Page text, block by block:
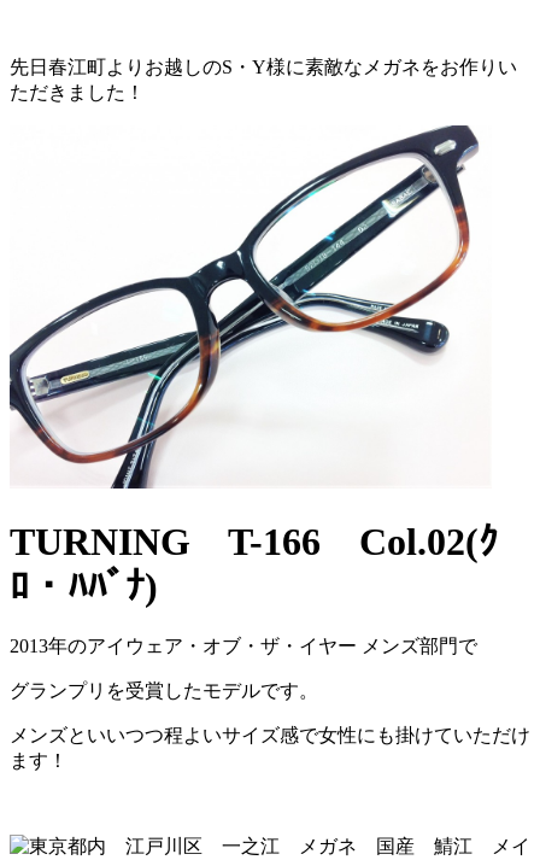
先日春江町よりお越しのS・Y様に素敵なメガネをお作りい
ただきました！
TURNING T-166 Col.02(ｸ
ﾛ・ﾊﾊﾞﾅ)
2013年のアイウェア・オブ・ザ・イヤー メンズ部門で
グランプリを受賞したモデルです。
メンズといいつつ程よいサイズ感で女性にも掛けていただけ
ます！